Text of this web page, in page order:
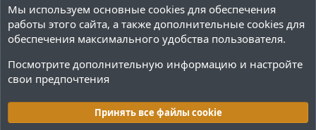
Cookies Тёмная (2020)
Русский (RU)
Мы используем основные cookies для обеспечения
работы этого сайта, а также дополнительные cookies для
обеспечения максимального удобства пользователя.
Посмотрите дополнительную информацию и настройте
свои предпочтения
Принять все файлы cookie